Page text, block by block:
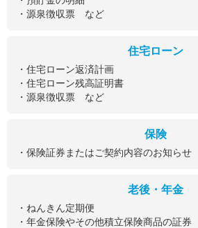
・源泉徴収票 など
住宅ローン
・住宅ローン返済計画
・住宅ローン残高証明書
・源泉徴収票 など
保険
・保険証券またはご契約内容のお知らせ
老後・年金
・ねんきん定期便
・年金保険やその他積立保険商品の証